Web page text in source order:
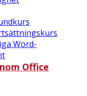
Word-
Office